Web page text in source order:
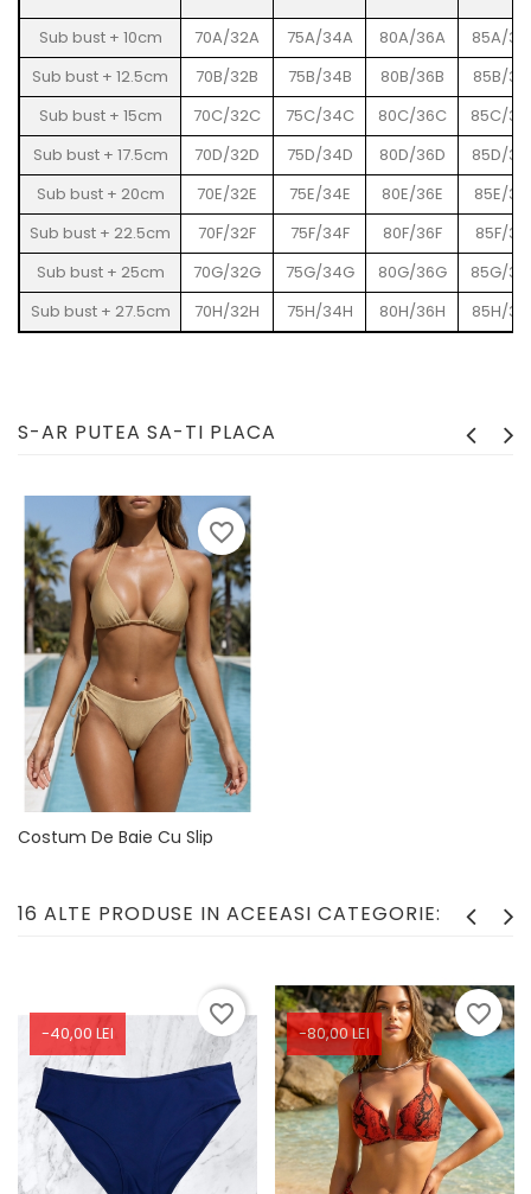
Sub bust + 10cm 70A/32A 75A/34A 80A/36A
85A/
Sub bust + 12.5cm
70B/32B 75B/34B 80B/36B
85B/
Sub bust + 15cm
70C/32C 75C/34C 80C/36C
85C/
Sub bust + 17.5cm
70D/32D 75D/34D 80D/36D
85D/
Sub bust + 20cm
70E/32E 75E/34E 80E/36E
85E/
Sub bust + 22.5cm
70F/32F 75F/34F 80F/36F
85F/
Sub bust + 25cm
70G/32G 75G/34G 80G/36G
85G/
Sub bust + 27.5cm
70H/32H 75H/34H 80H/36H 85H/
S-AR PUTEA SA-TI PLACA
Costum De Baie Cu Slip
Pret
189,90 lei
favorite_border
16 ALTE PRODUSE IN ACEEASI CATEGORIE:
-40,00 LEI
favorite_border
-80,00 LEI
favorite_border